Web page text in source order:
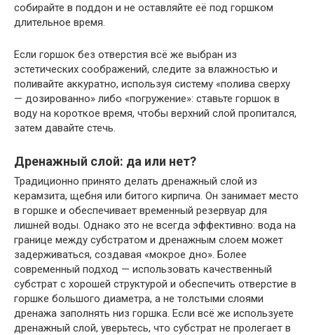
собирайте в поддон и не оставляйте её под горшком
длительное время.
Если горшок без отверстия всё же выбран из
эстетических соображений, следите за влажностью и
поливайте аккуратно, используя систему «полива сверху
— дозированно» либо «погружение»: ставьте горшок в
воду на короткое время, чтобы верхний слой пропитался,
затем давайте стечь.
Дренажный слой: да или нет?
Традиционно принято делать дренажный слой из
керамзита, щебня или битого кирпича. Он занимает место
в горшке и обеспечивает временный резервуар для
лишней воды. Однако это не всегда эффективно: вода на
границе между субстратом и дренажным слоем может
задерживаться, создавая «мокрое дно». Более
современный подход — использовать качественный
субстрат с хорошей структурой и обеспечить отверстие в
горшке большого диаметра, а не толстыми слоями
дренажа заполнять низ горшка. Если всё же используете
дренажный слой, уверьтесь, что субстрат не пролегает в